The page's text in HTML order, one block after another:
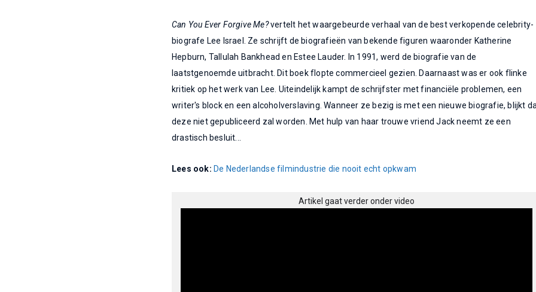
Can You Ever Forgive Me?vertelt het waargebeurde verhaal van de best verkopende celebrity-
biografe Lee Israel. Ze schrijft de biografieën van bekende figuren waaronder Katherine
Hepburn, Tallulah Bankhead en Estee Lauder. In 1991, werd de biografie van de
laatstgenoemde uitbracht. Dit boek flopte commercieel gezien. Daarnaast was er ook flinke
kritiek op het werk van Lee. Uiteindelijk kampt de schrijfster met financiële problemen, een
writer's block en een alcoholverslaving. Wanneer ze bezig is met een nieuwe biografie, blijkt
deze niet gepubliceerd zal worden. Met hulp van haar trouwe vriend Jack neemt ze een
drastisch besluit...
Lees ook: De Nederlandse filmindustrie die nooit echt opkwam
Artikel gaat verder onder video